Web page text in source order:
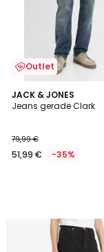
Outlet
JACK & JONES
Jeans gerade Clark
79,99 €
51,99 € -35%